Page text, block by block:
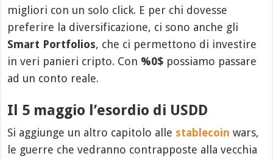
migliori con un solo click. E per chi dovesse
preferire la diversificazione, ci sono anche gli
Smart Portfolios, che ci permettono di investire
in veri panieri cripto. Con %0$ possiamo passare
ad un conto reale.
Il 5 maggio l’esordio di USDD
Si aggiunge un altro capitolo alle stablecoin wars,
le guerre che vedranno contrapposte alla vecchia